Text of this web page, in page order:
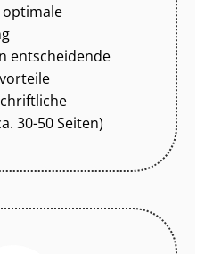
entscheidende
30-50 Seiten)